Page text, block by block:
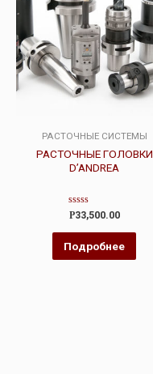
РАСТОЧНЫЕ СИСТЕМЫ
РАСТОЧНЫЕ ГОЛОВКИ
D’ANDREA
Оценка
из
Р33,500.00
Подробнее